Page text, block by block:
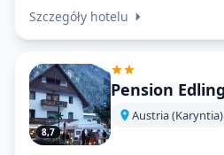
Szczegóły hotelu
8,7
Pension
Austria (Karyntia)